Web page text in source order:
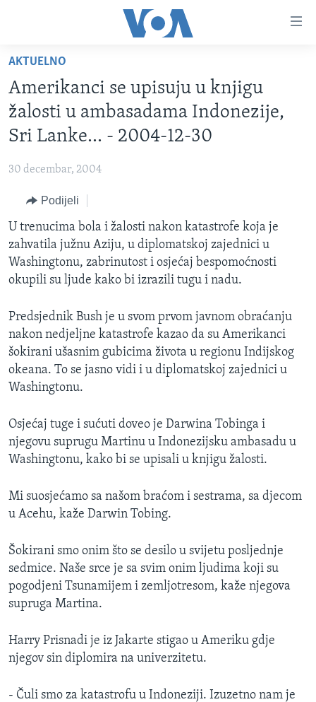
glavni
sadržaj
Pređi
na
glavnu
Idi
pretragu
TV PROGRAM
VIDEO
FOTOGRAFIJE DANA
SJEDINJENE AMERIČKE DRŽAVE
BOSNA I HERCEGOVINA
SVIJET
NAUKA I TEHNOLOGIJA
SPECIJALNI PROJEKTI
KORUPCIJA
SLOBODA MEDIJA
ŽENSKA STRANA
MAGAZIN
O GLASU AMERIKE
Learning English
PRATITE NAS
Jezici
AKTUELNO
Amerikanci se upisuju u knjigu
žalosti u ambasadama Indonezije,
Sri Lanke... - 2004-12-30
30 decembar, 2004
Podijeli
U trenucima bola i žalosti nakon katastrofe koja je
zahvatila južnu Aziju, u diplomatskoj zajednici u
Washingtonu, zabrinutost i osjećaj bespomoćnosti
okupili su ljude kako bi izrazili tugu i nadu.
Predsjednik Bush je u svom prvom javnom obraćanju
nakon nedjeljne katastrofe kazao da su Amerikanci
šokirani ušasnim gubicima života u regionu Indijskog
okeana. To se jasno vidi i u diplomatskoj zajednici u
Washingtonu.
Osjećaj tuge i sućuti doveo je Darwina Tobinga i
njegovu suprugu Martinu u Indonezijsku ambasadu u
Washingtonu, kako bi se upisali u knjigu žalosti.
Mi suosjećamo sa našom braćom i sestrama, sa djecom
u Acehu, kaže Darwin Tobing.
Šokirani smo onim što se desilo u svijetu posljednje
sedmice. Naše srce je sa svim onim ljudima koji su
pogodjeni Tsunamijem i zemljotresom, kaže njegova
supruga Martina.
Harry Prisnadi je iz Jakarte stigao u Ameriku gdje
njegov sin diplomira na univerzitetu.
- Čuli smo za katastrofu u Indoneziji. Izuzetno nam je